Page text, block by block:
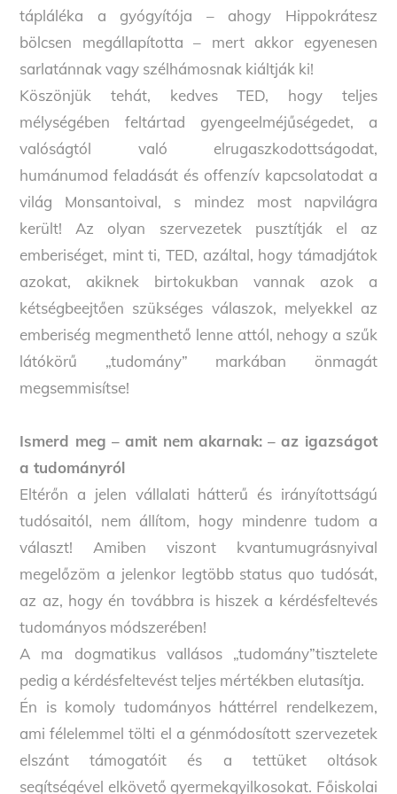
tápláléka a gyógyítója – ahogy Hippokrátesz
bölcsen megállapította – mert akkor egyenesen
sarlatánnak vagy szélhámosnak kiáltják ki!
Köszönjük tehát, kedves TED, hogy teljes
mélységében feltártad gyengeelméjűségedet, a
valóságtól való elrugaszkodottságodat,
humánumod feladását és offenzív kapcsolatodat a
világ Monsantoival, s mindez most napvilágra
került! Az olyan szervezetek pusztítják el az
emberiséget, mint ti, TED, azáltal, hogy támadjátok
azokat, akiknek birtokukban vannak azok a
kétségbeejtően szükséges válaszok, melyekkel az
emberiség megmenthető lenne attól, nehogy a szűk
látókörű „tudomány” markában önmagát
megsemmisítse!
Ismerd meg – amit nem akarnak: – az igazságot
a tudományról
Eltérőn a jelen vállalati hátterű és irányítottságú
tudósaitól, nem állítom, hogy mindenre tudom a
választ! Amiben viszont kvantumugrásnyival
megelőzöm a jelenkor legtöbb status quo tudósát,
az az, hogy én továbbra is hiszek a kérdésfeltevés
tudományos módszerében!
A ma dogmatikus vallásos „tudomány”tisztelete
pedig a kérdésfeltevést teljes mértékben elutasítja.
Én is komoly tudományos háttérrel rendelkezem,
ami félelemmel tölti el a génmódosított szervezetek
elszánt támogatóit és a tettüket oltások
segítségével elkövető gyermekgyilkosokat. Főiskolai